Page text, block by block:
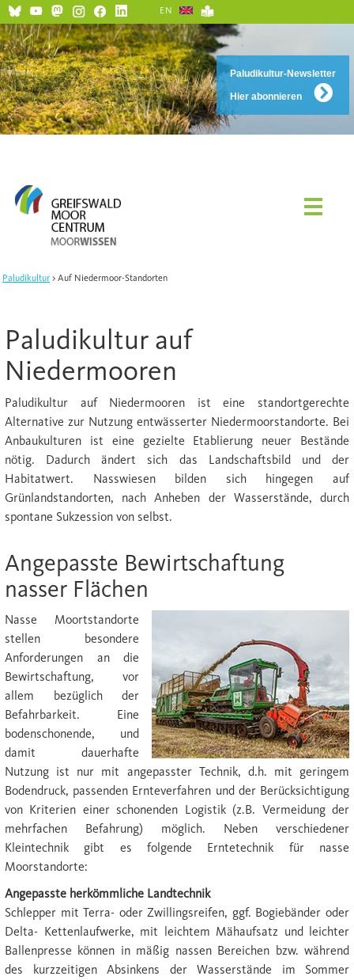
Paludikultur-Newsletter
Hier abonnieren
EN
Paludikultur Auf Niedermoor-Standorten
Paludikultur auf
Niedermooren
Paludikultur auf Niedermooren ist eine standortgerechte
Alternative zur Nutzung entwässerter Niedermoorstandorte. Bei
Anbaukulturen ist eine gezielte Etablierung neuer Bestände
nötig. Dadurch ändert sich das Landschaftsbild und der
Habitatwert. Nasswiesen bilden sich hingegen auf
Grünlandstandorten, nach Anheben der Wasserstände, durch
spontane Sukzession von selbst.
Angepasste Bewirtschaftung
nasser Flächen
Nasse Moortstandorte
stellen besondere
Anforderungen an die
Bewirtschaftung, vor
allem bezüglich der
Befahrbarkeit. Eine
bodenschonende, und
damit dauerhafte
Nutzung ist nur mit angepasster Technik, d.h. mit geringem
Bodendruck, passenden Ernteverfahren und der Berücksichtigung
von Kriterien einer schonenden Logistik (z.B. Vermeidung der
mehrfachen Befahrung) möglich. Neben verschiedener
Kleintechnik gibt es folgende Erntetechnik für nasse
Moorstandorte:
Angepasste herkömmliche Landtechnik
Schlepper mit Terra- oder Zwillingsreifen, ggf. Bogiebänder oder
Delta- Kettenlaufwerke, mit leichtem Mähaufsatz und leichter
Ballenpresse können in mäßig nassen Bereichen bzw. während
des kurzzeitigen Absinkens der Wasserstände im Sommer